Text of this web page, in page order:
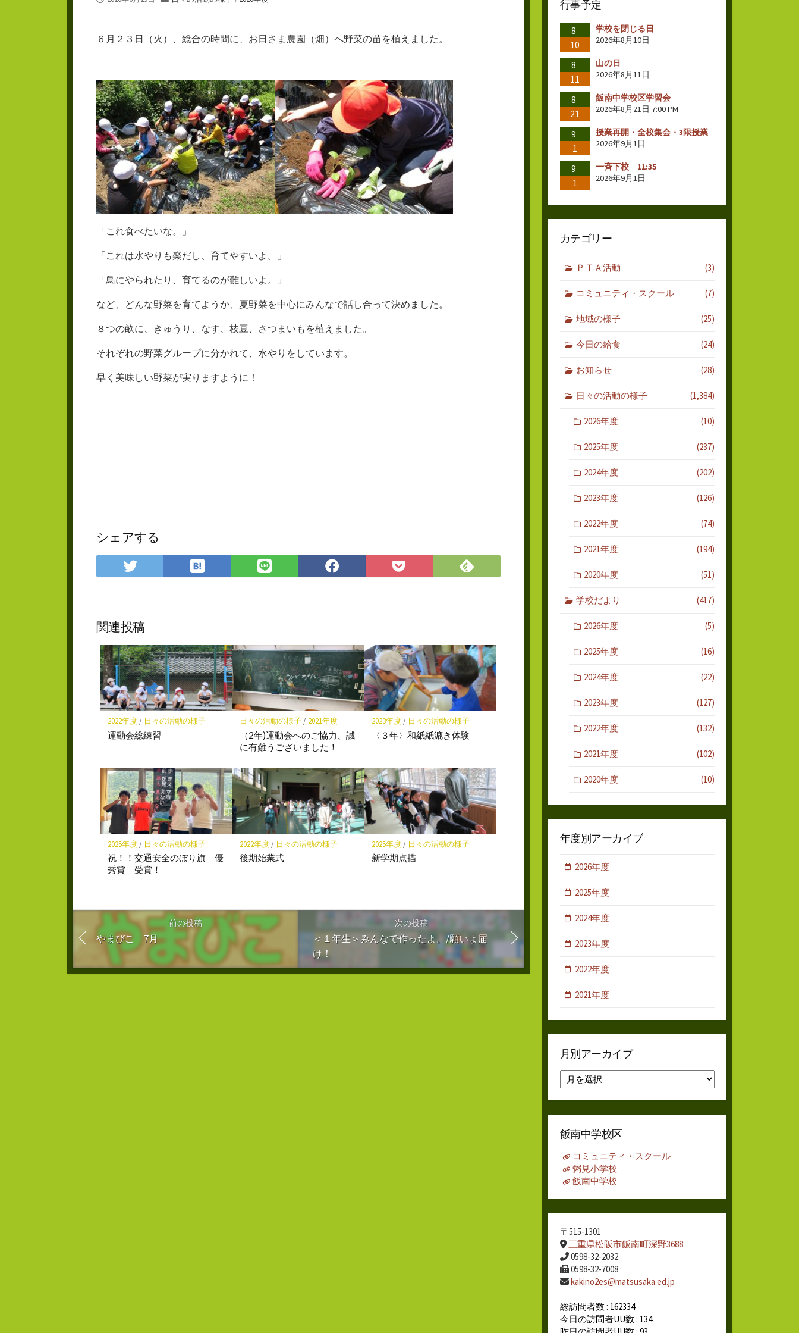
ー
６月２３日（火）、総合の時間に、お日さま農園（畑）へ野菜の苗を植えました。
「これ食べたいな。」
「これは水やりも楽だし、育てやすいよ。」
「鳥にやられたり、育てるのが難しいよ。」
など、どんな野菜を育てようか、夏野菜を中心にみんなで話し合って決めました。
８つの畝に、きゅうり、なす、枝豆、さつまいもを植えました。
それぞれの野菜グループに分かれて、水やりをしています。
早く美味しい野菜が実りますように！
シェアする
Twitter
で
ア
は
て
マ
ー
ク
に
保
存
LINE
で
Facebook
で
Pocket
に
Feedly
で
関連投稿
2022年度/ 日々の活動の様子
運動会総練習
日々の活動の様子/ 2021年度
（2年)運動会へのご協力、誠
に有難うございました！
2023年度/ 日々の活動の様子
〈３年〉和紙紙漉き体験
2025年度/ 日々の活動の様子
祝！！交通安全のぼり旗 優
秀賞 受賞！
2022年度/ 日々の活動の様子
後期始業式
2025年度/ 日々の活動の様子
新学期点描
前の投稿
やまびこ 7月
次の投稿
＜１年生＞みんなで作ったよ。/願いよ届
け！
行事予定
8
10
学校を閉じる日
2026年8月10日
8
11
山の日
2026年8月11日
8
21
飯南中学校区学習会
2026年8月21日 7:00 PM
9
1
授業再開・全校集会・3限授業
2026年9月1日
9
1
一斉下校 11:35
2026年9月1日
カテゴリー
ＰＴＡ活動 (3)
コミュニティ・スクール (7)
地域の様子 (25)
今日の給食 (24)
お知らせ (28)
日々の活動の様子 (1,384)
2026年度 (10)
2025年度 (237)
2024年度 (202)
2023年度 (126)
2022年度 (74)
2021年度 (194)
2020年度 (51)
学校だより (417)
2026年度 (5)
2025年度 (16)
2024年度 (22)
2023年度 (127)
2022年度 (132)
2021年度 (102)
2020年度 (10)
年度別アーカイブ
2026年度
2025年度
2024年度
2023年度
2022年度
2021年度
月別アーカイブ
別
ア
ー
イ
飯南中学校区
コミュニティ・スクール
粥見小学校
飯南中学校
〒515-1301
三重県松阪市飯南町深野3688
0598-32-2032
0598-32-7008
kakino2es@matsusaka.ed.jp
総訪問者数 : 162334
今日の訪問者UU数 : 134